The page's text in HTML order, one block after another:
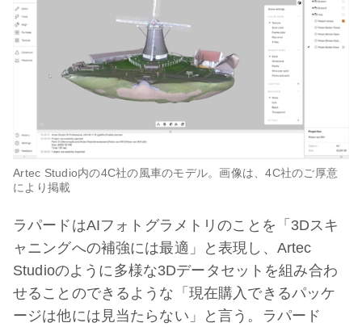
Artec Studio内の4C社の風車のモデル。画像は、4C社のご厚意
により掲載
ラパードはAIフォトグラメトリのことを「3Dスキ
ャニングへの補強には最適」と表現し、Artec
Studioのように多様な3Dデータセットを組み合わ
せることのできるような「現在購入できるパッケ
ージは他には見当たらない」と言う。ラパード